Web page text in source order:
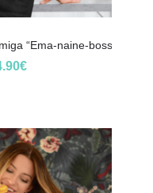
“Ema-naine-boss”
€